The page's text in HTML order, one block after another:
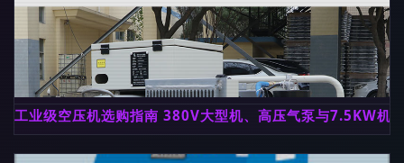
工业级空压机选购指南 380V大型机、高压气泵与7.5KW机